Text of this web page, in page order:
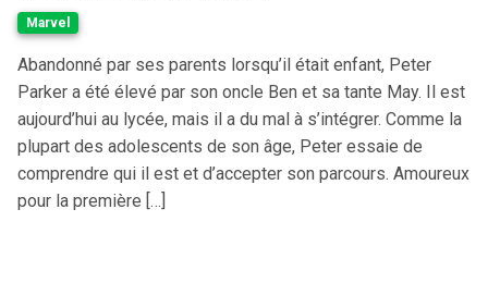
Marvel
Abandonné par ses parents lorsqu’il était enfant, Peter
Parker a été élevé par son oncle Ben et sa tante May. Il est
aujourd’hui au lycée, mais il a du mal à s’intégrer. Comme la
plupart des adolescents de son âge, Peter essaie de
comprendre qui il est et d’accepter son parcours. Amoureux
pour la première […]